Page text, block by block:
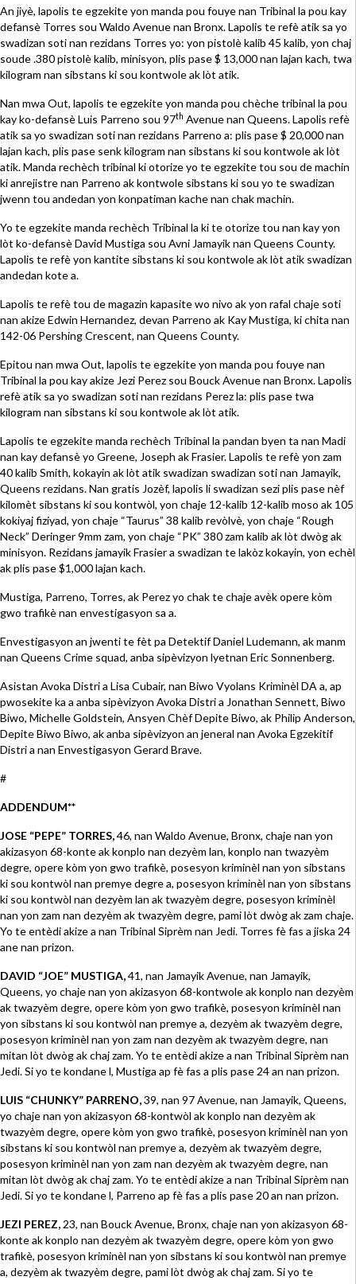
An jiyè, lapolis te egzekite yon manda pou fouye nan Tribinal la pou kay
defansè Torres sou Waldo Avenue nan Bronx. Lapolis te refè atik sa yo
swadizan soti nan rezidans Torres yo: yon pistolè kalib 45 kalib, yon chaj
soude .380 pistolè kalib, minisyon, plis pase $ 13,000 nan lajan kach, twa
kilogram nan sibstans ki sou kontwole ak lòt atik.
Nan mwa Out, lapolis te egzekite yon manda pou chèche tribinal la pou
kay ko-defansè Luis Parreno sou 97th Avenue nan Queens. Lapolis refè
atik sa yo swadizan soti nan rezidans Parreno a: plis pase $ 20,000 nan
lajan kach, plis pase senk kilogram nan sibstans ki sou kontwole ak lòt
atik. Manda rechèch tribinal ki otorize yo te egzekite tou sou de machin
ki anrejistre nan Parreno ak kontwole sibstans ki sou yo te swadizan
jwenn tou andedan yon konpatiman kache nan chak machin.
Yo te egzekite manda rechèch Tribinal la ki te otorize tou nan kay yon
lòt ko-defansè David Mustiga sou Avni Jamayik nan Queens County.
Lapolis te refè yon kantite sibstans ki sou kontwole ak lòt atik swadizan
andedan kote a.
Lapolis te refè tou de magazin kapasite wo nivo ak yon rafal chaje soti
nan akize Edwin Hernandez, devan Parreno ak Kay Mustiga, ki chita nan
142-06 Pershing Crescent, nan Queens County.
Epitou nan mwa Out, lapolis te egzekite yon manda pou fouye nan
Tribinal la pou kay akize Jezi Perez sou Bouck Avenue nan Bronx. Lapolis
refè atik sa yo swadizan soti nan rezidans Perez la: plis pase twa
kilogram nan sibstans ki sou kontwole ak lòt atik.
Lapolis te egzekite manda rechèch Tribinal la pandan byen ta nan Madi
nan kay defansè yo Greene, Joseph ak Frasier. Lapolis te refè yon zam
40 kalib Smith, kokayin ak lòt atik swadizan swadizan soti nan Jamayik,
Queens rezidans. Nan gratis Jozèf, lapolis li swadizan sezi plis pase nèf
kilomèt sibstans ki sou kontwòl, yon chaje 12-kalib 12-kalib moso ak 105
kokiyaj fiziyad, yon chaje “Taurus” 38 kalib revòlvè, yon chaje “Rough
Neck” Deringer 9mm zam, yon chaje “PK” 380 zam kalib ak lòt dwòg ak
minisyon. Rezidans jamayik Frasier a swadizan te lakòz kokayin, yon echèl
ak plis pase $1,000 lajan kach.
Mustiga, Parreno, Torres, ak Perez yo chak te chaje avèk opere kòm
gwo trafikè nan envestigasyon sa a.
Envestigasyon an jwenti te fèt pa Detektif Daniel Ludemann, ak manm
nan Queens Crime squad, anba sipèvizyon lyetnan Eric Sonnenberg.
Asistan Avoka Distri a Lisa Cubair, nan Biwo Vyolans Kriminèl DA a, ap
pwosekite ka a anba sipèvizyon Avoka Distri a Jonathan Sennett, Biwo
Biwo, Michelle Goldstein, Ansyen Chèf Depite Biwo, ak Philip Anderson,
Depite Biwo Biwo, ak anba sipèvizyon an jeneral nan Avoka Egzekitif
Distri a nan Envestigasyon Gerard Brave.
#
ADDENDUM**
JOSE “PEPE” TORRES,46, nan Waldo Avenue, Bronx, chaje nan yon
akizasyon 68-konte ak konplo nan dezyèm lan, konplo nan twazyèm
degre, opere kòm yon gwo trafikè, posesyon kriminèl nan yon sibstans
ki sou kontwòl nan premye degre a, posesyon kriminèl nan yon sibstans
ki sou kontwòl nan dezyèm lan ak twazyèm degre, posesyon kriminèl
nan yon zam nan dezyèm ak twazyèm degre, pami lòt dwòg ak zam chaje.
Yo te entèdi akize a nan Tribinal Siprèm nan Jedi. Torres fè fas a jiska 24
ane nan prizon.
DAVID “JOE” MUSTIGA,41, nan Jamayik Avenue, nan Jamayik,
Queens, yo chaje nan yon akizasyon 68-kontwole ak konplo nan dezyèm
ak twazyèm degre, opere kòm yon gwo trafikè, posesyon kriminèl nan
yon sibstans ki sou kontwòl nan premye a, dezyèm ak twazyèm degre,
posesyon kriminèl nan yon zam nan dezyèm ak twazyèm degre, nan
mitan lòt dwòg ak chaj zam. Yo te entèdi akize a nan Tribinal Siprèm nan
Jedi. Si yo te kondane l, Mustiga ap fè fas a plis pase 24 an nan prizon.
LUIS “CHUNKY” PARRENO,39, nan 97 Avenue, nan Jamayik, Queens,
yo chaje nan yon akizasyon 68-kontwòl ak konplo nan dezyèm ak
twazyèm degre, opere kòm yon gwo trafikè, posesyon kriminèl nan yon
sibstans ki sou kontwòl nan premye a, dezyèm ak twazyèm degre,
posesyon kriminèl nan yon zam nan dezyèm ak twazyèm degre, nan
mitan lòt dwòg ak chaj zam. Yo te entèdi akize a nan Tribinal Siprèm nan
Jedi. Si yo te kondane l, Parreno ap fè fas a plis pase 20 an nan prizon.
JEZI PEREZ, 23, nan Bouck Avenue, Bronx, chaje nan yon akizasyon 68-
konte ak konplo nan dezyèm ak twazyèm degre, opere kòm yon gwo
trafikè, posesyon kriminèl nan yon sibstans ki sou kontwòl nan premye
a, dezyèm ak twazyèm degre, pami lòt dwòg ak chaj zam. Si yo te